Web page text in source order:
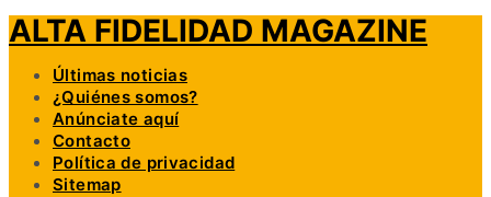
ALTA FIDELIDAD MAGAZINE
Últimas noticias
¿Quiénes somos?
Anúnciate aquí
Contacto
Política de privacidad
Sitemap